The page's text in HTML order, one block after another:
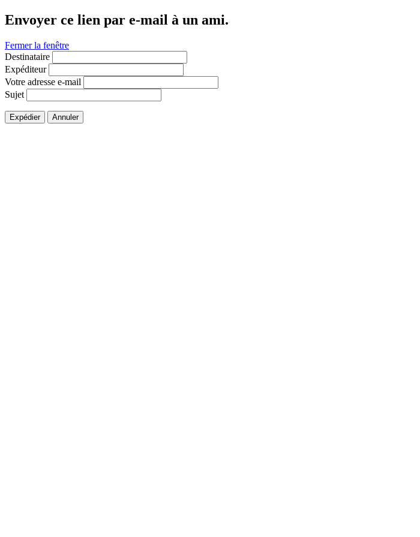
Envoyer ce lien par e-mail à un ami.
Fermer la fenêtre
Destinataire
Expéditeur
Votre adresse e-mail
Sujet
Expédier Annuler